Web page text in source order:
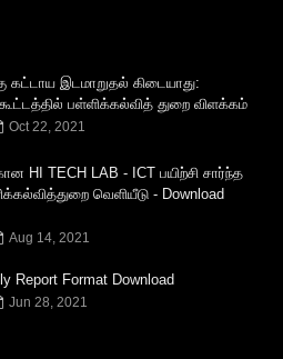
கட்டாய இடமாறுதல் கிடையாது:
கூட்டத்தில் பள்ளிக்கல்வித் துறை விளக்கம்
Oct 22, 2021
HI TECH LAB - ICT பயிற்சி சார்ந்த
வெளியீடு - Download
Aug 14, 2021
Report Format Download
Jun 28, 2021